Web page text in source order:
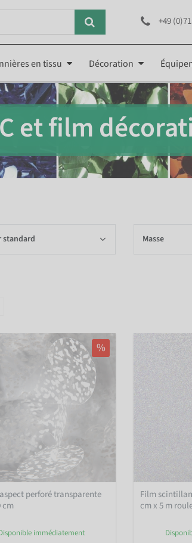
+49
en tissu Décoration
et film
standard Masse
%
perforé transparente
cm
immédiatement
Film
cm x 5 m